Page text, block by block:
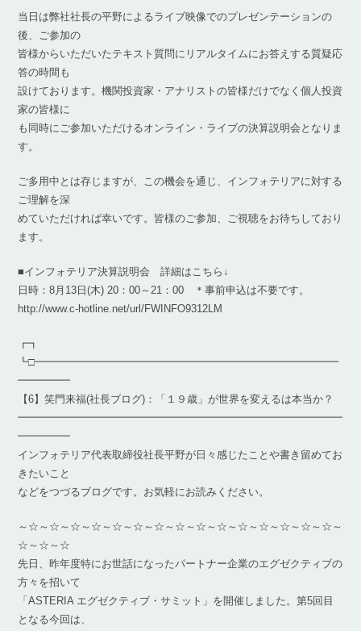
当日は弊社社長の平野によるライブ映像でのプレゼンテーションの
後、ご参加の
皆様からいただいたテキスト質問にリアルタイムにお答えする質疑応
答の時間も
設けております。機関投資家・アナリストの皆様だけでなく個人投資
家の皆様に
も同時にご参加いただけるオンライン・ライブの決算説明会となりま
す。
ご多用中とは存じますが、この機会を通じ、インフォテリアに対する
ご理解を深
めていただければ幸いです。皆様のご参加、ご視聴をお待ちしており
ます。
■インフォテリア決算説明会 詳細はこちら↓
日時：8月13日(木) 20：00～21：00 ＊事前申込は不要です。
http://www.c-hotline.net/url/FWINFO9312LM
┏┓
┗□━━━━━━━━━━━━━━━━━━━━━━━━━━━━━
━━━━━
【6】笑門来福(社長ブログ)：「１９歳」が世界を変えるは本当か？
━━━━━━━━━━━━━━━━━━━━━━━━━━━━━━━
━━━━━
インフォテリア代表取締役社長平野が日々感じたことや書き留めてお
きたいこと
などをつづるブログです。お気軽にお読みください。
～☆～☆～☆～☆～☆～☆～☆～☆～☆～☆～☆～☆～☆～☆～☆～
☆～☆～☆
先日、昨年度特にお世話になったパートナー企業のエグゼクティブの
方々を招いて
「ASTERIA エグゼクティブ・サミット」を開催しました。第5回目
となる今回は、